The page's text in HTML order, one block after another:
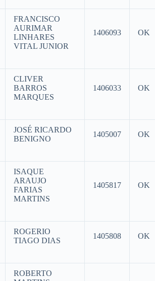
FRANCISCO
AURIMAR
LINHARES
VITAL JUNIOR
1406093 OK
CLIVER
BARROS
MARQUES
1406033 OK
JOSÉ RICARDO
BENIGNO
1405007 OK
ISAQUE
ARAUJO
FARIAS
MARTINS
1405817 OK
ROGERIO
TIAGO DIAS
1405808 OK
ROBERTO